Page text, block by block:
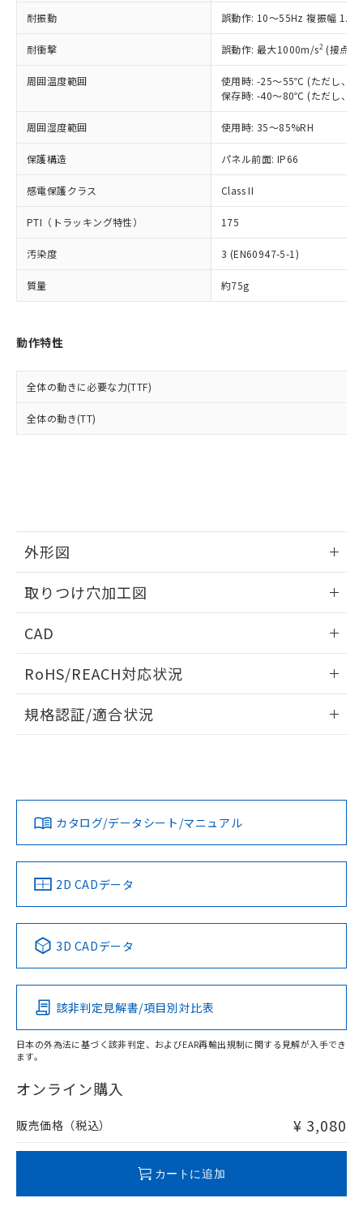
耐振動 誤動作: 10～55Hz 複振幅
耐衝撃 誤動作: 最大1000m/s2 (接点
周囲温度範囲
使用時: -25～55℃ (ただし、氷
保存時: -40～80℃ (ただし、氷
周囲湿度範囲 使用時: 35～85%RH
保護構造 パネル前面: IP66
感電保護クラス Class II
PTI（トラッキング特性） 175
汚染度 3 (EN60947-5-1)
質量 約75g
動作特性
全体の動きに必要な力(TTF)
全体の動き(TT)
外形図
取りつけ穴加工図
CAD
ドすることができます。
ログイン/会員登録
ダウンロードデータをご利用いただく前に、以下を必ずお読
みください。
ソフトウェアの使用条件
RoHS/REACH対応状況
EU RoHS 注意事項・凡例
対応済み
中国 RoHS 注意事項・凡例
Pb Hg Cd Cr(VI)
O
在庫等で未対応品が混在する可能性があります。
問い合わせください。
規格認証/適合状況
カタログ/データシート/マニュアル
2D CADデータ
3D CADデータ
該非判定見解書/項目別対比表
日本の外為法に基づく該非判定、およびEAR再輸出規制に関する見解が入手でき
ます。
オンライン購入
販売価格（税込） ¥ 3,080
カートに追加
記載している更新日時点での社内デー
タに基づき作成されるものであり、閲
覧された時点での実際の在庫および標
準価格とは異なる場合があることをご
正式な納期状況および標準価格はお客
様のお取引先、またはお客様担当のオ
ムロン制御機器販売店・当社販売員に
オムロン制御機器販売店や当社販売拠
販売ネットワーク
」をご確認
ください。
在庫状況および標準価格結果を当社の
事前の承諾なく第三者に漏洩または開
示しないようお願いします。
マイパーツ機能（部品リスト作成サー
ビス）をご利用いただくには、I-Web
メンバーズにご登録されている必要が
および当社の共同利用者が、当社の製
品・サービスに関するお客様との取
をご了承ください。
※当社の共同利用者とは、"個人情報
鉛(Pb) 1000ppm以下、 水銀(Hg) 1000ppm以下、 カド
六価クロム(Cr(Ⅵ)) 1000ppm以下、ポリ臭化ビフェニル
類(PBB) 1000ppm以下、ポリ臭化ジフェニルエーテル類
(PBDE) 1000ppm以下、フタル酸ビス(2-エチルヘキシ
ル) (DEHP)(別名：DOP) 1000ppm以下、フタル酸ブチ
ルベンジル（BBP） 1000ppm以下、フタル酸ジブチル
（DBP） 1000ppm以下、フタル酸ジイソブチル
(DIBP) 1000ppm以下
但し、RoHS指令で産業用監視および制御機器に対する
適用除外項目は除く。
フタル酸エステル類の４物質については閾値を超える意
図的な使用がないことを確認しています。
※2 対応予定月
部品在庫の切り替え状況などにより、予定
月が前後することがあります。
下記の非含有証明書をダウンロードするこ
とができます。
EU RoHS指令（10物質）の非含有証明書
物質の対応では、対応完了までの期間は出
荷製品に未対応品が混在することから備考
既に当社にて対応品への在庫切替を完了
していることから、特段のことがない限
り、2022年1月12日より割愛しておりま
*中国RoHS10物質の基準値 (GB/T26572)：
Pb(鉛) :1000ppm、 Hg(水銀) : 1000ppm、 Cd(カドミウ
Cr(Ⅵ)(六価クロム) : 1000ppm、 PBBs(ポリ臭化ビフェ
ニル類) : 1000ppm、 PBDEs(ポリ臭化ジフェニルエーテ
ル) : 1000ppm、
DEHP(フタル酸ビス(2-エチルヘキシル)) : 1000ppm
※2 環境保護使用期限
「ｅ」：有害物質（10物質）のすべてが基
準値以下であることを示します。
「10」：通常の使用状況下において有害物
質が外部に漏えいし、環境に深刻な影響を
及ぼさない年数を意味します。
（以下｢規制貨物等」という）を輸出
または国外への提供する場合は、日本
国政府の輸出許可(または役務取引許
可)を取得するなどの必要な手続きを
当社は規制貨物を破棄する場合は、完
全に破砕するなど、違法に輸出されな
いよう必要な手段を講じます。
当社は貴社製品を、核兵器、ミサイ
ル、化学兵器、生物兵器またはその他
武器並びにこれらの製造装置等に一切
使用いたしません。
当社は、貴社製品を第三者に販売する
場合は、上記1、2および3の内容を当
該第三者に通知します。また当社は、
販売先および販売に係わる関係者が違
法に輸出するおそれがある場合は、取
り引きをいたしません。
○ 一定数以上の在庫あり
△ 一定数には満たないが在庫あり
在庫なし(最新の在庫状況につ
いては、お客様のお取引先、ま
たはお客様担当のオムロン制御
機器販売店・当社販売員にご確
認ください)
受注生産機種、また在庫状況の
情報を公開していない機種